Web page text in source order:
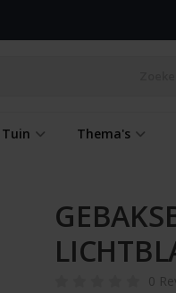
Tuin Thema's
0